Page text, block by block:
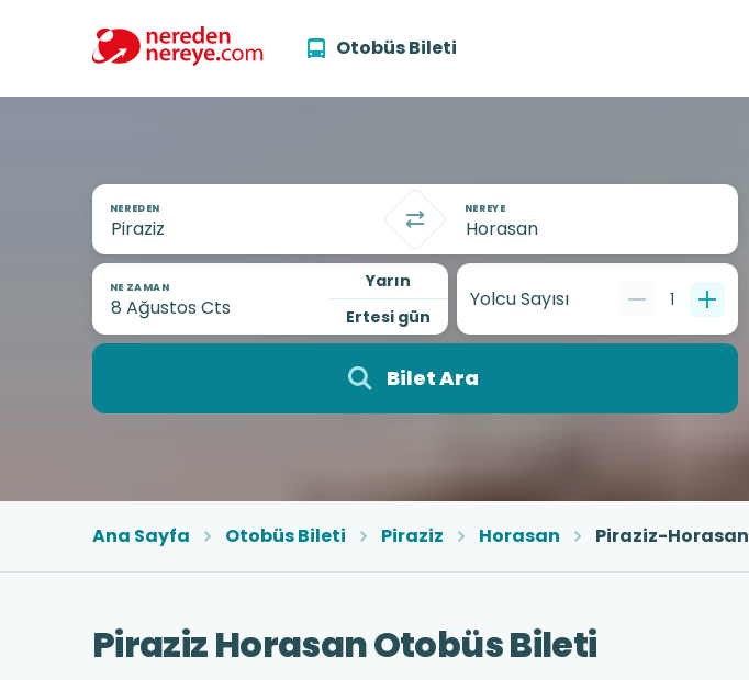
Otobüs Bileti
NEREDEN NEREYE
NE ZAMAN
Yarın
Ertesi gün
Yolcu Sayısı 1
Bilet Ara
Ana Sayfa Otobüs Bileti Piraziz Horasan Piraziz-Horasan
Piraziz Horasan Otobüs Bileti